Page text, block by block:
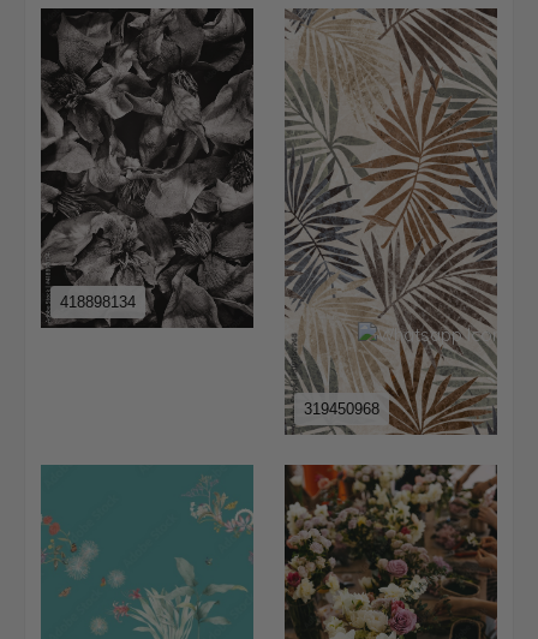
418898134
319450968